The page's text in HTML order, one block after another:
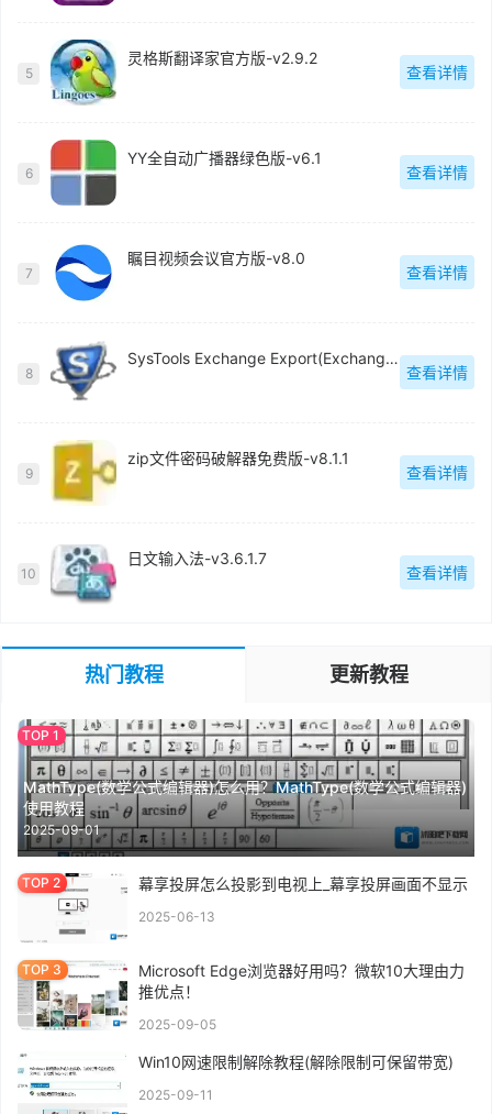
5
灵格斯翻译家官方版-v2.9.2
查看详情
6
YY全自动广播器绿色版-v6.1
查看详情
7
瞩目视频会议官方版-v8.0
查看详情
8
SysTools Exchange Export(Exchange电子邮件迁移工具)官方版-v5.0
查看详情
9
zip文件密码破解器免费版-v8.1.1
查看详情
10
日文输入法-v3.6.1.7
查看详情
热门教程 更新教程
MathType(数学公式编辑器)怎么用？MathType(数学公式编辑器)
使用教程
2025-09-01
幕享投屏怎么投影到电视上_幕享投屏画面不显示
2025-06-13
Microsoft Edge浏览器好用吗？微软10大理由力
推优点！
2025-09-05
Win10网速限制解除教程(解除限制可保留带宽)
2025-09-11